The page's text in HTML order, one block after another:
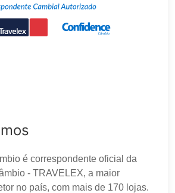
é correspondente oficial da
- TRAVELEX, a maior
no país, com mais de 170 lojas.